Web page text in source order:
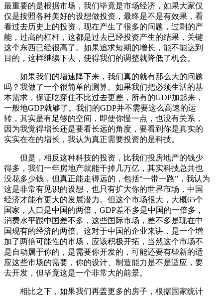
最重要的是根据市场，我们毕竟是市场经济，如果大家仅
仅是按照各种美好的设想做投资，最终是不是有效果，看
看过去历史上的投资，现在产生了很多的问题，过剩的产
能，过高的杠杆，这都是过去已经投资产生的结果，关键
这个东西已经很高了。如果追求短期的增长，能不能达到
目的，这样继续下去，使得我们的调整就降低了机会。
如果我们的增速降下来，我们真的就有那么大的问题
吗？我做了一个很简单的测算。如果我们把必须生活的基
本需求，保证吃穿住不比过去更差，所有的GDP加起来，
一般地GDP就够了。我们的GDP并不需要这么高速的运
转，其实是有足够的空间，即使你慢一点，也没有关系，
因为我觉得增长还是要看长远的角度，要看到你是真实的
实实在在的增长，我认为真正需要投资的是科技。
但是，相反这种科技的投资，比我们投房地产的钱少
得多，我们一年房地产就能干掉几万亿，其实科技总共也
没花多少钱，但真正能走得远的，包括“一带一路”，我认为
这是非常有见识的设想，也只有扩大你的世界市场，中国
经济才能有更大的发展潜力。但这个市场很大，大概65个
国家，人口是中国的两倍，GDP差不多是中国的一倍多，
消费水平跟中国差不多，这些国际市场，差不多是现在中
国现有的经济的两倍。这对于中国的企业来讲，是一个增
加了两倍可能性的市场，应该积极开拓，当然这个市场不
是自动属于你的，是需要你开发的，可能还要有些新的适
应这些市场的需要，你的设计、制造能力是不是适应，要
去开发，但毕竟这是一个非常大的前景。
相比之下，如果我们再盖更多的房子，根据国家统计